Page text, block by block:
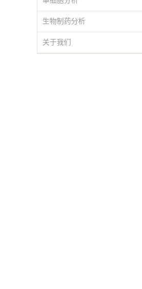
生物制药分析
关于我们